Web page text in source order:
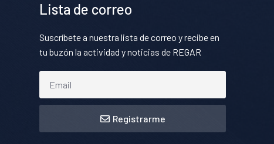
Lista de correo
Suscríbete a nuestra lista de correo y recibe en
tu buzón la actividad y noticias de REGAR
Registrarme